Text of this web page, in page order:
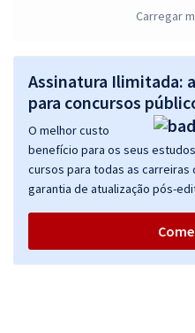
Controle
Economize
TCE GO - Tribunal de Contas
Controle Externo -
ou 12x de
Carregar
Assinatura Ilimitada:
para concursos
O melhor custo
benefício para os seus
cursos para todas as
garantia de atualização pós-